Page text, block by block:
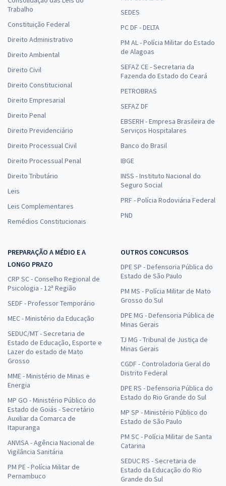
Trabalho
Constituição Federal
Direito Administrativo
Direito Ambiental
Direito Civil
Direito Constitucional
Direito Empresarial
Direito Penal
Direito Previdenciário
Direito Processual Civil
Direito Processual Penal
Direito Tributário
Leis
Leis Complementares
Remédios Constitucionais
SEDES
PC DF - DELTA
PM AL - Polícia Militar do Estado
de Alagoas
SEFAZ CE - Secretaria da
Fazenda do Estado do Ceará
PETROBRAS
SEFAZ DF
EBSERH - Empresa Brasileira de
Serviços Hospitalares
Banco do Brasil
IBGE
INSS - Instituto Nacional do
Seguro Social
PRF - Polícia Rodoviária Federal
PND
PREPARAÇÃO A MÉDIO E A
LONGO PRAZO
CRP SC - Conselho Regional de
Psicologia - 12ª Região
SEDF - Professor Temporário
MEC - Ministério da Educação
SEDUC/MT - Secretaria de
Estado de Educação, Esporte e
Lazer do estado de Mato
Grosso
MME - Ministério de Minas e
Energia
MP GO - Ministério Público do
Estado de Goiás - Secretário
Auxiliar da Comarca de
Itapuranga
ANVISA - Agência Nacional de
Vigilância Sanitária
PM PE - Polícia Militar de
Pernambuco
OUTROS CONCURSOS
DPE SP - Defensoria Pública do
Estado de São Paulo
PM MS - Polícia Militar de Mato
Grosso do Sul
DPE MG - Defensoria Pública de
Minas Gerais
TJ MG - Tribunal de Justiça de
Minas Gerais
CGDF - Controladoria Geral do
Distrito Federal
DPE RS - Defensoria Pública do
Estado do Rio Grande do Sul
MP SP - Ministério Público do
Estado de São Paulo
PM SC - Polícia Militar de Santa
Catarina
SEDUC RS - Secretaria de
Estado da Educação do Rio
Grande do Sul